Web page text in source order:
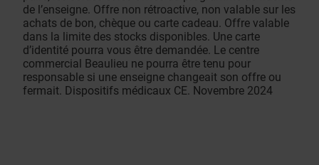
de l’enseigne. Offre non rétroactive, non valable sur les
achats de bon, chèque ou carte cadeau. Offre valable
dans la limite des stocks disponibles. Une carte
d’identité pourra vous être demandée. Le centre
commercial Beaulieu ne pourra être tenu pour
responsable si une enseigne changeait son offre ou
fermait. Dispositifs médicaux CE. Novembre 2024